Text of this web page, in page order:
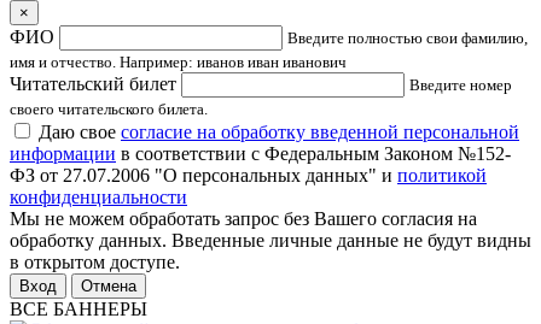
×
ФИО
Введите полностью свои фамилию,
имя и отчество. Например: иванов иван иванович
Читательский билет
Введите номер
своего читательского билета.
Даю свое согласие на обработку введенной персональной
информации в соответствии с Федеральным Законом №152-
ФЗ от 27.07.2006 "О персональных данных" и политикой
конфиденциальности
Мы не можем обработать запрос без Вашего согласия на
обработку данных. Введенные личные данные не будут видны
в открытом доступе.
Отмена
ВСЕ БАННЕРЫ